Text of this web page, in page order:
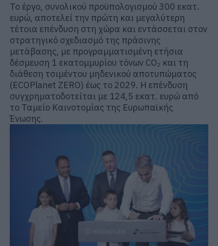
Το έργο, συνολικού προϋπολογισμού 300 εκατ.
ευρώ, αποτελεί την πρώτη και μεγαλύτερη
τέτοια επένδυση στη χώρα και εντάσσεται στον
στρατηγικό σχεδιασμό της πράσινης
μετάβασης, με προγραμματισμένη ετήσια
δέσμευση 1 εκατομμυρίου τόνων CO₂ και τη
διάθεση τσιμέντου μηδενικού αποτυπώματος
(ECOPlanet ZERO) έως το 2029. Η επένδυση
συγχρηματοδοτείται με 124,5 εκατ. ευρώ από
το Ταμείο Καινοτομίας της Ευρωπαϊκής
Ένωσης.